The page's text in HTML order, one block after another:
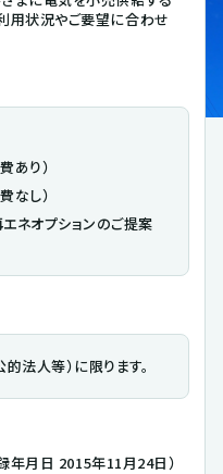
用状況やご要望に合わせ
あり）
なし）
ネオプションのご提案
法人等）に限ります。
年月日 2015年11月24日）